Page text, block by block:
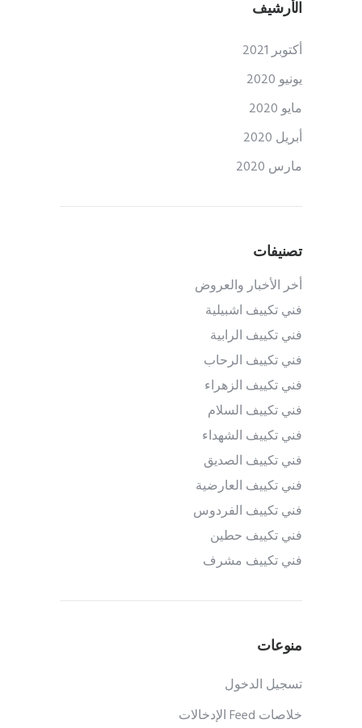
الأرشيف
أكتوبر 2021
يونيو 2020
مايو 2020
أبريل 2020
مارس 2020
تصنيفات
أخر الأخبار والعروض
فني تكييف اشبيلية
فني تكييف الرابية
فني تكييف الرحاب
فني تكييف الزهراء
فني تكييف السلام
فني تكييف الشهداء
فني تكييف الصديق
فني تكييف العارضية
فني تكييف الفردوس
فني تكييف حطين
فني تكييف مشرف
منوعات
تسجيل الدخول
خلاصات Feed الإدخالات